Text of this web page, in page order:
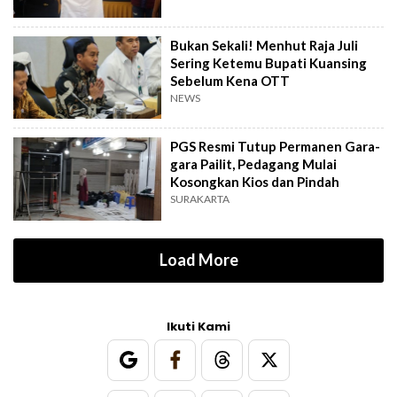
Bukan Sekali! Menhut Raja Juli
Sering Ketemu Bupati Kuansing
Sebelum Kena OTT
NEWS
PGS Resmi Tutup Permanen Gara-
gara Pailit, Pedagang Mulai
Kosongkan Kios dan Pindah
SURAKARTA
Load More
Ikuti Kami